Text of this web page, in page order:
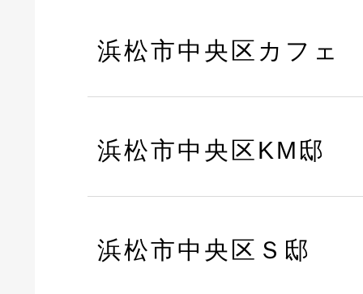
浜松市中央区カフェ
浜松市中央区KM邸
浜松市中央区Ｓ邸